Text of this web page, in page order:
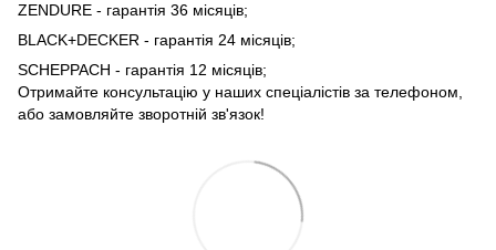
ZENDURE - гарантія 36 місяців;
BLACK+DECKER - гарантія 24 місяців;
SCHEPPACH - гарантія 12 місяців;
Отримайте консультацію у наших спеціалістів за телефоном,
або замовляйте зворотній зв'язок!